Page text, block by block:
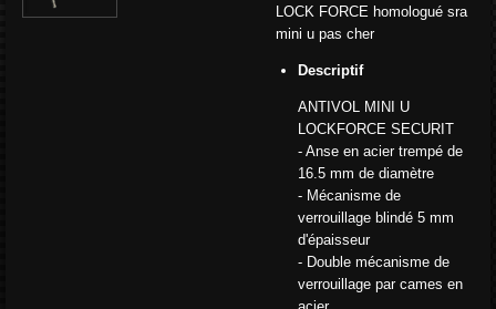
LOCK FORCE homologué sra
mini u pas cher
Descriptif
ANTIVOL MINI U
LOCKFORCE SECURIT
- Anse en acier trempé de
16.5 mm de diamètre
- Mécanisme de
verrouillage blindé 5 mm
d'épaisseur
- Double mécanisme de
verrouillage par cames en